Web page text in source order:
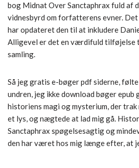
bog Midnat Over Sanctaphrax fuld af
vidnesbyrd om forfatterens evner. Det
har opdateret den til at inkludere
Alligevel er det en værdifuld tilføjelse
samling.
Så jeg gratis e-bøger pdf siderne,
undren, jeg ikke download bøger
historiens magi og mysterium, der
et lys, og nægtede at lad mig gå.
Sanctaphrax spøgelsesagtig og
den har været hos mig længe efter, at